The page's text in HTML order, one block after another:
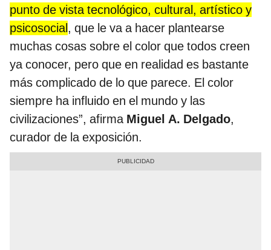
punto de vista tecnológico, cultural, artístico y
psicosocial, que le va a hacer plantearse
muchas cosas sobre el color que todos creen
ya conocer, pero que en realidad es bastante
más complicado de lo que parece. El color
siempre ha influido en el mundo y las
civilizaciones”, afirmaMiguel A. Delgado,
curador de la exposición.